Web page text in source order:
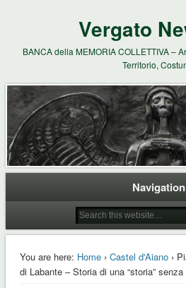
Vergato
BANCA della MEMORIA COLLETTIVA –
Territorio,
Navigation
You are here: Home› Castel d'Aiano›
di Labante – Storia di una “storia”